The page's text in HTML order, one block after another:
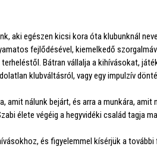
aki egészen kicsi kora óta klubunknál
fejlődésével, kiemelkedő
Bátran vállalja a kihívásokat,
klubváltásról, vagy egy impulzív
amit nálunk bejárt, és arra a munkára,
élete végéig a hegyvidéki család tagja
és figyelemmel kísérjük a további